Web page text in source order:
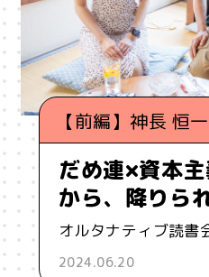
探し #自然 #自由 #若
知バイアス #読解力 #調和
考術
#音楽 #頭がいい
【前編】神長 恒
だめ連×資本
から、降りら
オルタナティブ読書
2024.06.20